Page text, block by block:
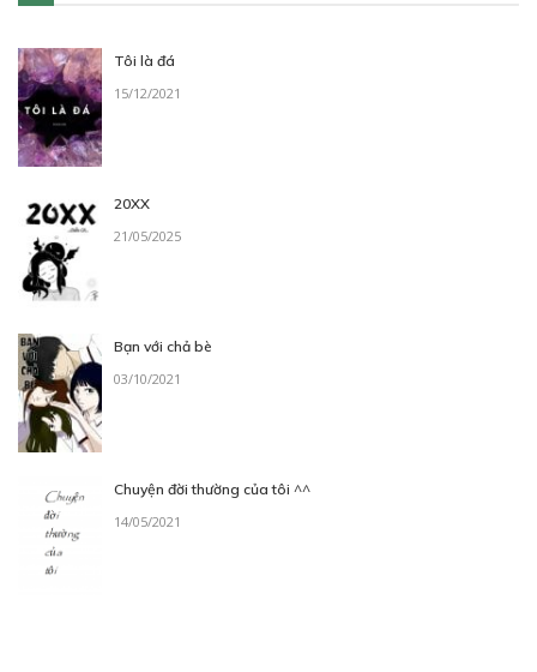
Tôi là đá
15/12/2021
20XX
21/05/2025
Bạn với chả bè
03/10/2021
Chuyện đời thường của tôi ^^
14/05/2021